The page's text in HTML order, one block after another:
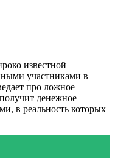
известной
участниками в
про ложное
денежное
в реальность которых